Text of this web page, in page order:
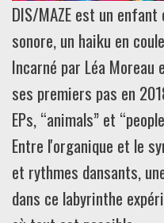
DIS/MAZE est un
sonore, un haiku en
Incarné par Léa
ses premiers pas en
EPs, “animals” et
Entre l'organique et le
et rythmes dansants,
dans ce labyrinthe